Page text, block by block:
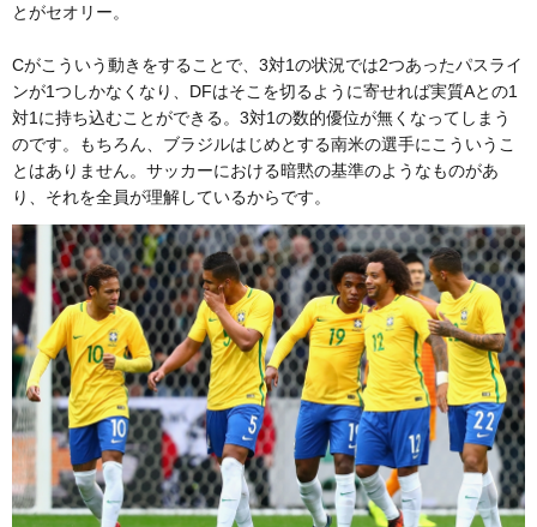
とがセオリー。
Cがこういう動きをすることで、3対1の状況では2つあったパスライ
ンが1つしかなくなり、DFはそこを切るように寄せれば実質Aとの1
対1に持ち込むことができる。3対1の数的優位が無くなってしまう
のです。もちろん、ブラジルはじめとする南米の選手にこういうこ
とはありません。サッカーにおける暗黙の基準のようなものがあ
り、それを全員が理解しているからです。